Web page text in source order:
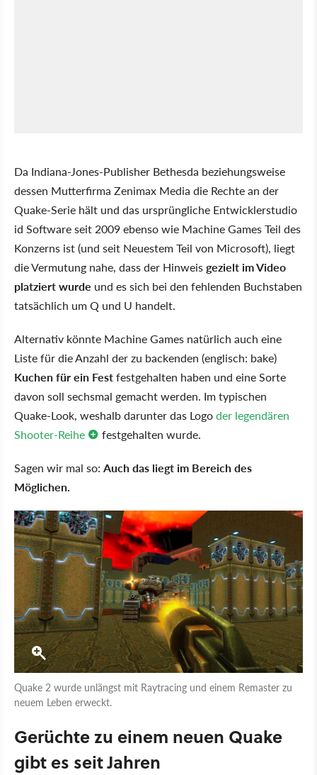
Da Indiana-Jones-Publisher Bethesda beziehungsweise
dessen Mutterfirma Zenimax Media die Rechte an der
Quake-Serie hält und das ursprüngliche Entwicklerstudio
id Software seit 2009 ebenso wie Machine Games Teil des
Konzerns ist (und seit Neuestem Teil von Microsoft), liegt
die Vermutung nahe, dass der Hinweisgezielt im Video
platziert wurde und es sich bei den fehlenden Buchstaben
tatsächlich um Q und U handelt.
Alternativ könnte Machine Games natürlich auch eine
Liste für die Anzahl der zu backenden (englisch: bake)
Kuchen für ein Festfestgehalten haben und eine Sorte
davon soll sechsmal gemacht werden. Im typischen
Quake-Look, weshalb darunter das Logoder legendären
Shooter-Reihe
festgehalten wurde.
Sagen wir mal so: Auch das liegt im Bereich des
Möglichen.
Quake 2 wurde unlängst mit Raytracing und einem Remaster zu
neuem Leben erweckt.
Gerüchte zu einem neuen Quake
gibt es seit Jahren